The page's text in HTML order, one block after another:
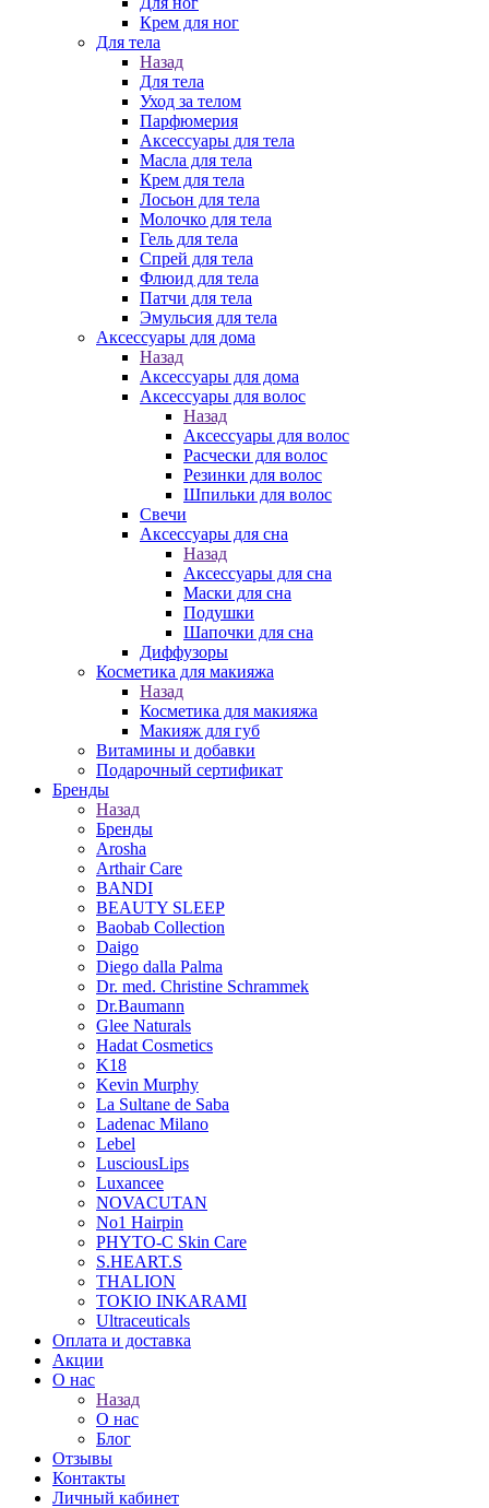
Крем для ног
Для тела
Назад
Для тела
Уход за телом
Парфюмерия
Аксессуары для тела
Масла для тела
Крем для тела
Лосьон для тела
Молочко для тела
Гель для тела
Спрей для тела
Флюид для тела
Патчи для тела
Эмульсия для тела
Аксессуары для дома
Назад
Аксессуары для дома
Аксессуары для волос
Назад
Аксессуары для волос
Расчески для волос
Резинки для волос
Шпильки для волос
Свечи
Аксессуары для сна
Назад
Аксессуары для сна
Маски для сна
Подушки
Шапочки для сна
Диффузоры
Косметика для макияжа
Назад
Косметика для макияжа
Макияж для губ
Витамины и добавки
Подарочный сертификат
Бренды
Назад
Бренды
Arosha
Arthair Care
BANDI
BEAUTY SLEEP
Baobab Collection
Daigo
Diego dalla Palma
Dr. med. Christine Schrammek
Dr.Baumann
Glee Naturals
Hadat Cosmetics
K18
Kevin Murphy
La Sultane de Saba
Ladenac Milano
Lebel
LusciousLips
Luxancee
NOVACUTAN
No1 Hairpin
PHYTO-C Skin Care
S.HEART.S
THALION
TOKIO INKARAMI
Ultraceuticals
Оплата и доставка
Акции
О нас
Назад
О нас
Блог
Отзывы
Контакты
Личный кабинет